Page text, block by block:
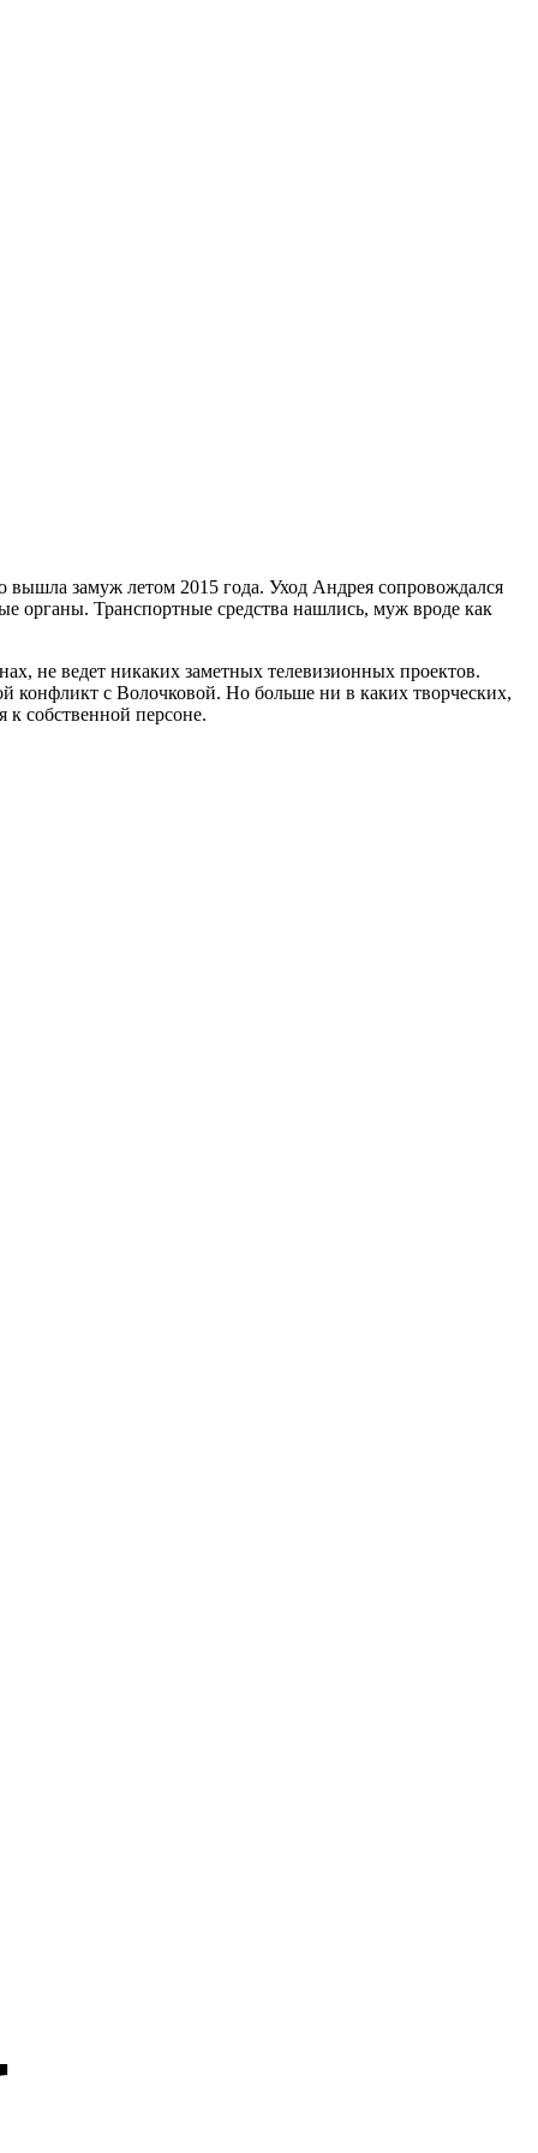
вышла замуж летом 2015 года. Уход Андрея сопровождался
органы. Транспортные средства нашлись, муж вроде как
не ведет никаких заметных телевизионных проектов.
конфликт с Волочковой. Но больше ни в каких творческих,
к собственной персоне.